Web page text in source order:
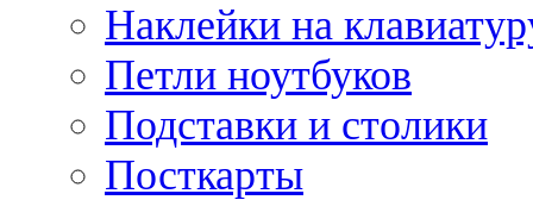
Наклейки на
Петли ноутбуков
Подставки и столики
Посткарты